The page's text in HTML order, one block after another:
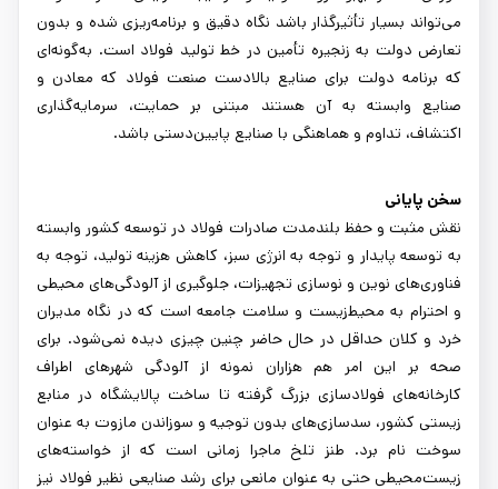
می‌تواند بسیار تأثیرگذار باشد نگاه دقیق و برنامه‌ریزی شده و بدون
تعارض دولت به زنجیره تأمین در خط تولید فولاد است. به‌گونه‌ای
که برنامه دولت برای صنایع بالادست صنعت فولاد که معادن و
صنایع وابسته به آن هستند مبتنی بر حمایت، سرمایه‌گذاری
اکتشاف، تداوم و هماهنگی با صنایع پایین‌دستی باشد.
سخن پایانی
نقش مثبت و حفظ بلندمدت صادرات فولاد در توسعه کشور وابسته
به توسعه پایدار و توجه به انرژی سبز، کاهش هزینه تولید، توجه به
فناوری‌های نوین و نوسازی تجهیزات، جلوگیری از آلودگی‌های محیطی
و احترام به محیط‌زیست و سلامت جامعه است که در نگاه مدیران
خرد و کلان حداقل در حال حاضر چنین چیزی دیده نمی‌شود. برای
صحه بر این امر هم هزاران نمونه از آلودگی شهرهای اطراف
کارخانه‌های فولادسازی بزرگ گرفته تا ساخت پالایشگاه در منابع
زیستی کشور، سدسازی‌های بدون توجیه و سوزاندن مازوت به عنوان
سوخت نام برد. طنز تلخ ماجرا زمانی است که از خواسته‌های
زیست‌محیطی حتی به عنوان مانعی برای رشد صنایعی نظیر فولاد نیز